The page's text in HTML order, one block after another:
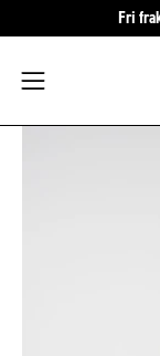
till
innehåll
Fri
Öppna
navigeringsmenyn